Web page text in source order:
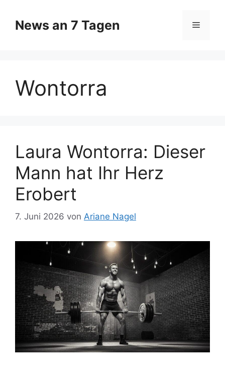
Inhalt
springen
News an 7 Tagen Menü
Wontorra
Laura Wontorra: Dieser
Mann hat Ihr Herz
Erobert
7. Juni 2026 von Ariane Nagel